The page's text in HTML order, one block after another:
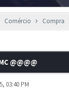
Comércio Compra
@@@@
03:40 PM